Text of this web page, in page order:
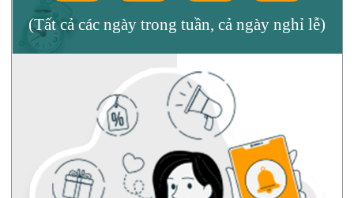
(Tất cả các ngày trong tuần, cả ngày nghỉ lễ)